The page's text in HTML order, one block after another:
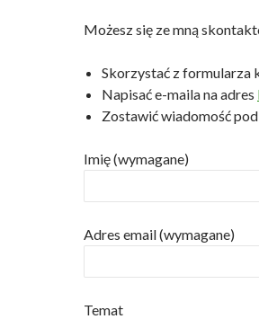
Możesz się ze mną
Skorzystać z formularza
Napisać e-maila na adres
Zostawić wiadomość
Imię (wymagane)
Adres email (wymagane)
Temat